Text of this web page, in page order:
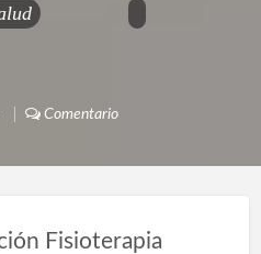
Comentario
Fisioterapia